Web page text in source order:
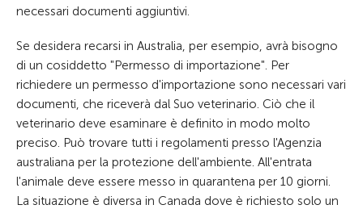
necessari documenti aggiuntivi.
Se desidera recarsi in Australia, per esempio, avrà bisogno
di un cosiddetto "Permesso di importazione". Per
richiedere un permesso d'importazione sono necessari vari
documenti, che riceverà dal Suo veterinario. Ciò che il
veterinario deve esaminare è definito in modo molto
preciso. Può trovare tutti i regolamenti presso l'Agenzia
australiana per la protezione dell'ambiente. All'entrata
l'animale deve essere messo in quarantena per 10 giorni.
La situazione è diversa in Canada dove è richiesto solo un